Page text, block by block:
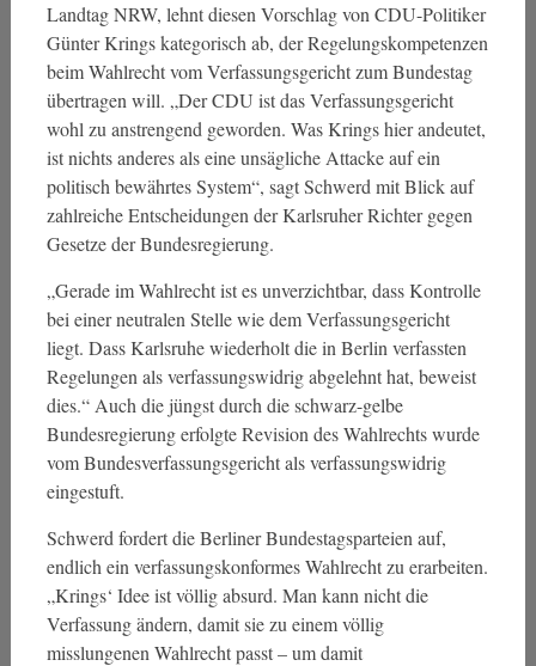
Landtag NRW, lehnt diesen Vorschlag von CDU-Politiker
Günter Krings kategorisch ab, der Regelungskompetenzen
beim Wahlrecht vom Verfassungsgericht zum Bundestag
übertragen will. „Der CDU ist das Verfassungsgericht
wohl zu anstrengend geworden. Was Krings hier andeutet,
ist nichts anderes als eine unsägliche Attacke auf ein
politisch bewährtes System“, sagt Schwerd mit Blick auf
zahlreiche Entscheidungen der Karlsruher Richter gegen
Gesetze der Bundesregierung.
„Gerade im Wahlrecht ist es unverzichtbar, dass Kontrolle
bei einer neutralen Stelle wie dem Verfassungsgericht
liegt. Dass Karlsruhe wiederholt die in Berlin verfassten
Regelungen als verfassungswidrig abgelehnt hat, beweist
dies.“ Auch die jüngst durch die schwarz-gelbe
Bundesregierung erfolgte Revision des Wahlrechts wurde
vom Bundesverfassungsgericht als verfassungswidrig
eingestuft.
Schwerd fordert die Berliner Bundestagsparteien auf,
endlich ein verfassungskonformes Wahlrecht zu erarbeiten.
„Krings‘ Idee ist völlig absurd. Man kann nicht die
Verfassung ändern, damit sie zu einem völlig
misslungenen Wahlrecht passt – um damit